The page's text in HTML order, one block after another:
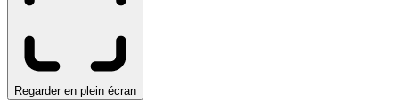
Regarder en plein écran